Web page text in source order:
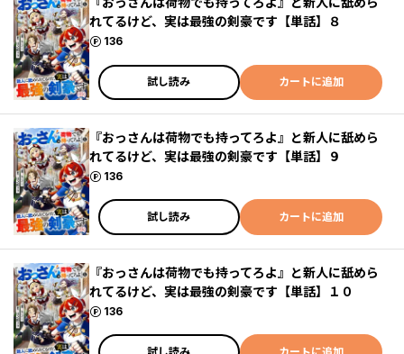
れてるけど、実は最強の剣豪です【単話】８
136
ポイント
試し読み カートに追加
『おっさんは荷物でも持ってろよ』と新人に舐めら
れてるけど、実は最強の剣豪です【単話】９
136
ポイント
試し読み カートに追加
『おっさんは荷物でも持ってろよ』と新人に舐めら
れてるけど、実は最強の剣豪です【単話】１０
136
ポイント